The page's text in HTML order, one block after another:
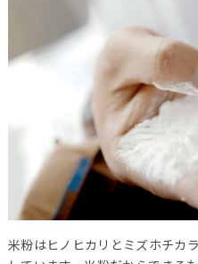
米粉はヒノヒカリとミズホチカ